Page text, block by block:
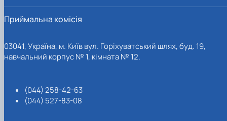
Приймальна комісія
03041, Україна, м. Київ вул. Горіхуватський шлях, буд. 19,
навчальний корпус № 1, кімната № 12.
(044) 258-42-63
(044) 527-83-08